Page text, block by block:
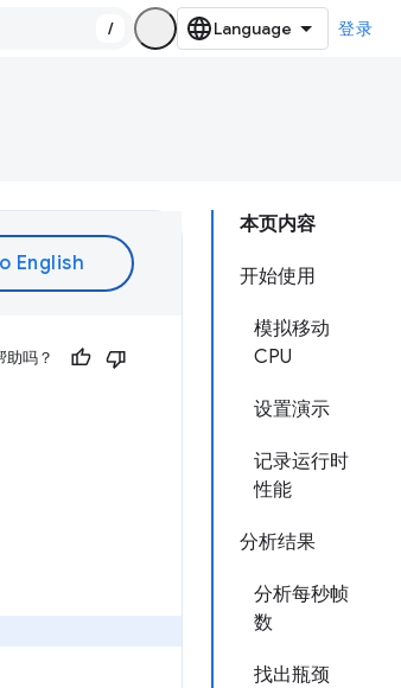
/ 登录
本页内容
开始使用
模拟移动
CPU
设置演示
记录运行时
性能
分析结果
分析每秒帧
数
找出瓶颈
助吗？